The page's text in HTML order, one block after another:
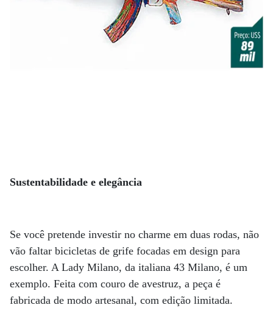
Sustentabilidade e elegância
Se você pretende investir no charme em duas rodas, não
vão faltar bicicletas de grife focadas em design para
escolher. A Lady Milano, da italiana 43 Milano, é um
exemplo. Feita com couro de avestruz, a peça é
fabricada de modo artesanal, com edição limitada.